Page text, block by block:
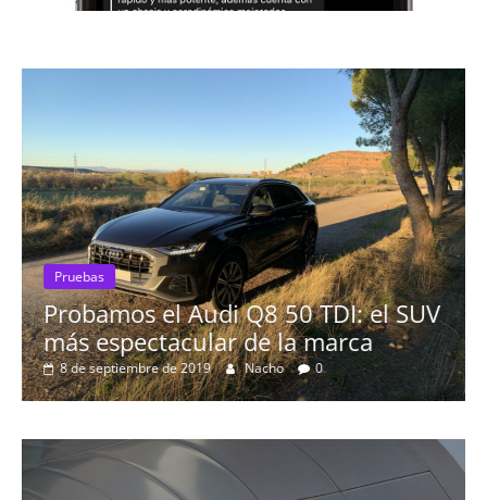
TDI: el SUV
marca
0
Pruebas
El Seat León 1.6 TDI
16 de agosto de 2019 mospotter84